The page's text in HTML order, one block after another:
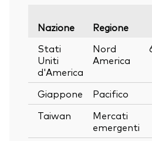
Nazione Regione
Stati
Uniti
d'America
Nord
America
Giappone Pacifico
Taiwan
Mercati
emergenti